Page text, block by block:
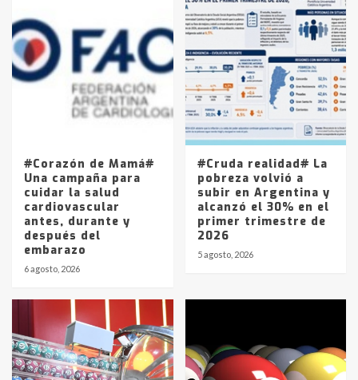
4
Accidente en Ruta 5: falleció un
joven de Trenque Lauquen
Los precios de los combustibles en
La Pampa, desde YPF hasta Axion
entre 857 a 1338 pesos
#Corazón de Mamá#
Una campaña para
cuidar la salud
cardiovascular
antes, durante y
después del
embarazo
6 agosto, 2026
#Cruda realidad# La
pobreza volvió a
subir en Argentina y
alcanzó el 30% en el
primer trimestre de
2026
5 agosto, 2026